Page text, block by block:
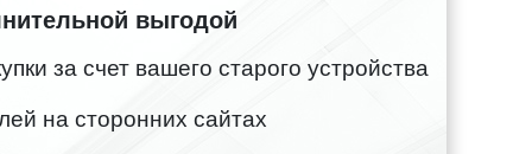
выгодой
за счет вашего старого устройства
на сторонних сайтах